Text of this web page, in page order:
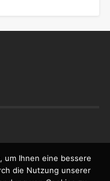
um Ihnen eine bessere
die Nutzung unserer